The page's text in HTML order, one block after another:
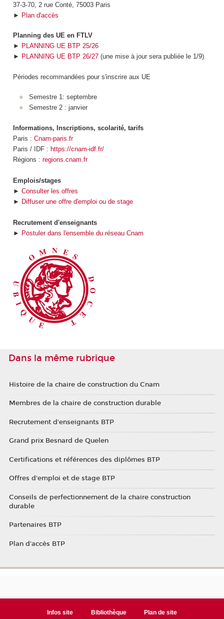
37-3-70, 2 rue Conté, 75003 Paris
► Plan d'accès
Planning des UE en FTLV
► PLANNING UE BTP 25/26
► PLANNING UE BTP 26/27(une mise à jour sera publiée le 1/9)
Périodes recommandées pour s'inscrire aux UE
Semestre 1: septembre
Semestre 2 : janvier
Informations, Inscriptions, scolarité, tarifs
Paris : Cnam-paris.fr
Paris / IDF : https://cnam-idf.fr/
Régions : regions.cnam.fr
Emplois/stages
► Consulter les offres
► Diffuser une offre d'emploi ou de stage
Recrutement d'enseignants
► Postuler dans l'ensemble du réseau Cnam
Dans la même rubrique
Histoire de la chaire de construction du Cnam
Membres de la chaire de construction durable
Recrutement d'enseignants BTP
Grand prix Besnard de Quelen
Certifications et références des diplômes BTP
Offres d'emploi et de stage BTP
Conseils de perfectionnement de la chaire construction
durable
Partenaires BTP
Plan d'accès BTP
Infos site Bibliothèque Plan de site